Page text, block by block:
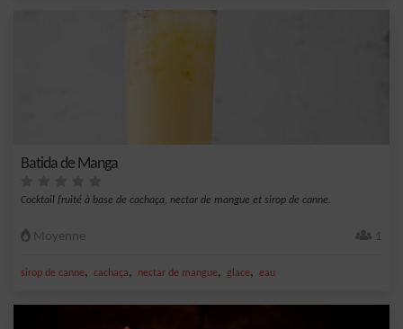
Batida de Manga
Cocktail fruité à base de cachaça, nectar de mangue et sirop de canne.
Moyenne 1
sirop de canne, cachaça, nectar de mangue, glace, eau